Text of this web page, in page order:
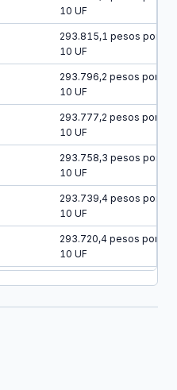
10 UF
293.815,1 pesos por
10 UF
293.796,2 pesos por
10 UF
293.777,2 pesos por
10 UF
293.758,3 pesos por
10 UF
293.739,4 pesos por
10 UF
293.720,4 pesos por
10 UF